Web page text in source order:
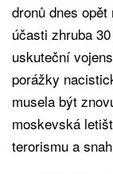
dronů dnes
účasti zhruba
uskuteční
porážky
musela být
moskevská
terorismu a